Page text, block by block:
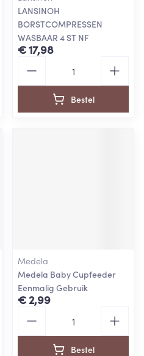
LANSINOH
BORSTCOMPRESSEN
WASBAAR 4 ST NF
€ 17,98
Bestel
Medela
Medela Baby Cupfeeder
Eenmalig Gebruik
€ 2,99
Bestel